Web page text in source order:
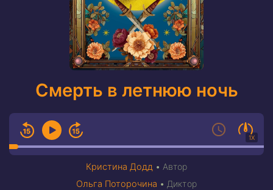
Смерть в летнюю ночь
1X
Кристина Додд • Автор
Ольга Поторочина • Диктор